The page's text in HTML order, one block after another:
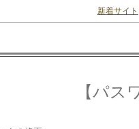
新着サイト
【パス